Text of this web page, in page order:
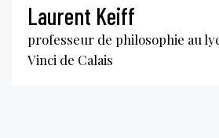
Laurent Keiff
professeur de philosophie au
Vinci de Calais